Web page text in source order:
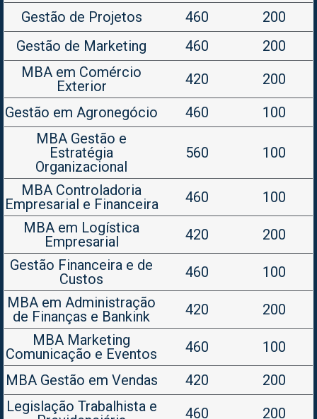
Gestão de Projetos 460
200
Gestão de Marketing
460
200
MBA em Comércio
Exterior
420
200
Gestão em Agronegócio
460
100
MBA Gestão e
Estratégia
Organizacional
560 100
MBA Controladoria
Empresarial e Financeira
460
100
MBA em Logística
Empresarial
420
200
Gestão Financeira e de
Custos
460
100
MBA em Administração
de Finanças e Bankink
420
200
MBA Marketing
Comunicação e Eventos
460
100
MBA Gestão em Vendas
420
200
Legislação Trabalhista e
460
200